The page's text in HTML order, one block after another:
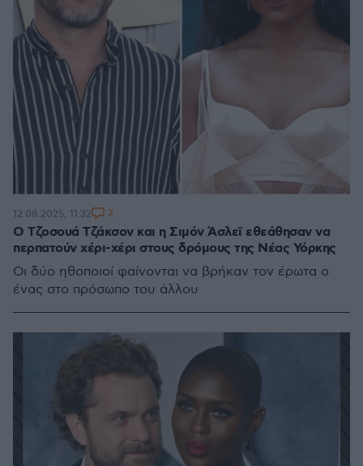
O Τζοσουά Τζάκσον και η Σιμόν Άσλεϊ εθεάθησαν να
περπατούν χέρι-χέρι στους δρόμους της Νέας Υόρκης
Οι δύο ηθοποιοί φαίνονται να βρήκαν τον έρωτα ο
ένας στο πρόσωπο του άλλου
12.08.2025, 11:32 2